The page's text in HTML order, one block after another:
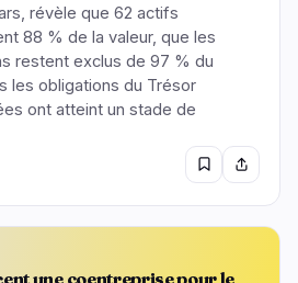
révèle que 62 actifs
88 % de la valeur, que les
restent exclus de 97 % du
les obligations du Trésor
ont atteint un stade de
une coentreprise pour le